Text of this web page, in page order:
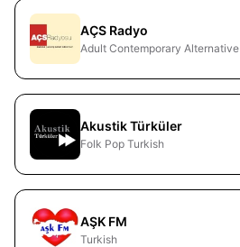
AÇS Radyo
Adult Contemporary Alternative
Akustik Türküler
Folk Pop Turkish
AŞK FM
Turkish